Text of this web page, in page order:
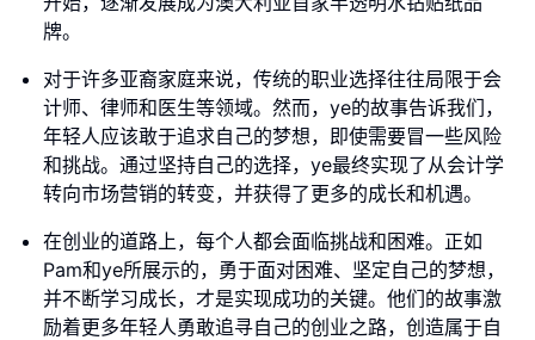
牌。
对于许多亚裔家庭来说，传统的职业选择往往局限于会
计师、律师和医生等领域。然而，ye的故事告诉我们，
年轻人应该敢于追求自己的梦想，即使需要冒一些风险
和挑战。通过坚持自己的选择，ye最终实现了从会计学
转向市场营销的转变，并获得了更多的成长和机遇。
在创业的道路上，每个人都会面临挑战和困难。正如
Pam和ye所展示的，勇于面对困难、坚定自己的梦想，
并不断学习成长，才是实现成功的关键。他们的故事激
励着更多年轻人勇敢追寻自己的创业之路，创造属于自